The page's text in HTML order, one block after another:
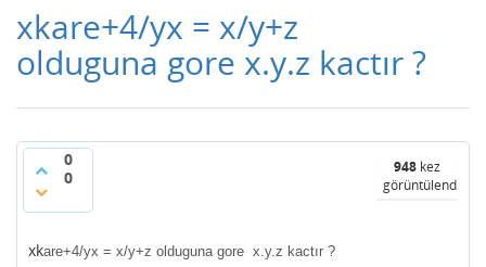
xkare+4/yx = x/y+z
olduguna gore x.y.z kactır ?
0
0
948 kez
görüntülendi
xkare+4/yx = x/y+z olduguna gore x.y.z kactır ?